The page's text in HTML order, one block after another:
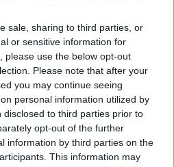
sale, sharing to third parties, or
or sensitive information for
please use the below opt-out
Please note that after your
you may continue seeing
personal information utilized by
to third parties prior to
opt-out of the further
information by third parties on the
This information may
όπως του ιδρυτικού
Μπαστιά, του
της Τόσκας Ντίνου
Χορωδίας της
της πιανίστας
των συναδέλφων
Σαλίγκαρου, Μίτσας